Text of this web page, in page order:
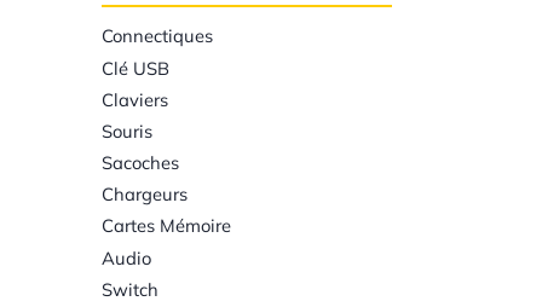
Connectiques
Clé USB
Claviers
Souris
Sacoches
Chargeurs
Cartes Mémoire
Audio
Switch